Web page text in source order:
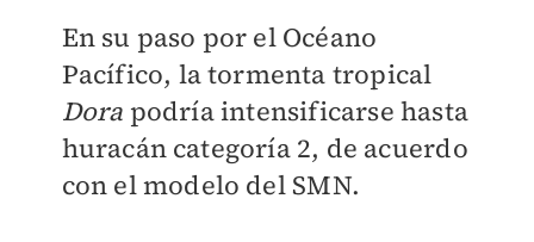
En su paso por el Océano
Pacífico, la tormenta tropical
Dora podría intensificarse hasta
huracán categoría 2, de acuerdo
con el modelo del SMN.